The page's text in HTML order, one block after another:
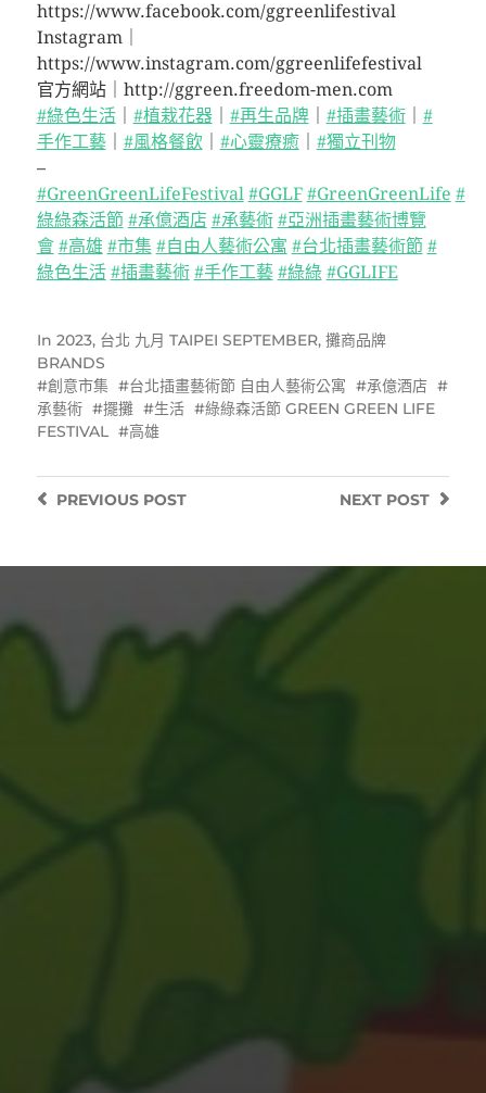
https://www.facebook.com/ggreenlifestival
Instagram｜
https://www.instagram.com/ggreenlifefestival
官方網站｜http://ggreen.freedom-men.com
#綠色生活｜ #植栽花器｜ #再生品牌｜ #插畫藝術｜ #
手作工藝｜ #風格餐飲 #心靈療癒｜ #獨立刊物
–
#GreenGreenLifeFestival #GGLF #GreenGreenLife #
綠綠森活節 #承億酒店 #承藝術 #亞洲插畫藝術博覽
會 #高雄 #市集 #自由人藝術公寓 #台北插畫藝術節 #
綠色生活 #插畫藝術 #手作工藝 #綠綠 #GGLIFE
In 2023, 台北 九月 TAIPEI SEPTEMBER, 攤商品牌
BRANDS
創意市集
台北插畫藝術節 自由人藝術公寓
承億酒店
承藝術
擺攤 生活
綠綠森活節 GREEN GREEN LIFE
FESTIVAL
高雄
NEXT POST
PREVIOUSPOST